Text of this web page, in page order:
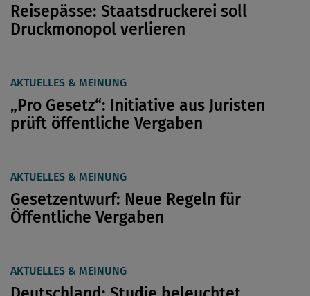
Reisepässe: Staatsdruckerei soll
Druckmonopol verlieren
AKTUELLES & MEINUNG
„Pro Gesetz“: Initiative aus Juristen
prüft öffentliche Vergaben
AKTUELLES & MEINUNG
Gesetzentwurf: Neue Regeln für
Öffentliche Vergaben
AKTUELLES & MEINUNG